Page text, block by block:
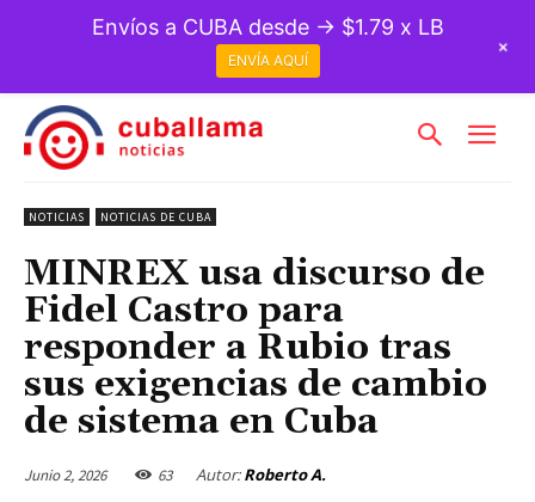
NOTICIAS NOTICIAS DE CUBA
MINREX usa discurso de
Fidel Castro para
responder a Rubio tras
sus exigencias de cambio
de sistema en Cuba
Junio 2, 2026 63 Autor: Roberto A.
Envíos a CUBA desde → $1.79 x LB
ENVÍA AQUÍ
+